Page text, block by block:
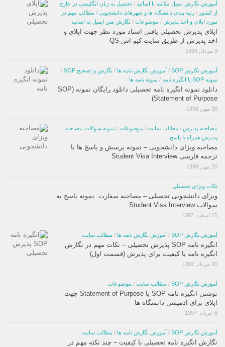
آموزش نگارش ایمیل مکاتبه با اساتید / تحصیل به زبان انگلیسی در خارج
از کشور / رتبه بندی دانشگاه ها و شهرهای دانشجویی / مطالب مهم در
مورد اپلای و اخذ پذیرش / موضوعات / نگارش متن ایمیل به اساتید
اپلای پذیرش تحصیلی یافتن استاد مورد نظر جهت اپلای و
اخذ پذیرش از طریق سایت کیو اس QS
9 مرداد, 1399
آموزش نگارش SOP / آموزش نگارش نامه ها / نگارش و تصحیح SOP
/
نمونه SOP یا انگیزه نامه
/ نمونه نامه ها
دانلود نمونه انگیزه نامه تحصیلی دانلود رایگان نمونه (SOP
(Statement of Purpose
20 مهر, 1398
مصاحبه پذیرش / مطالب سایت / موضوعات / نمونه سوالات مصاحبه
پذیرش همراه با پاسخ
مصاحبه ویزای دانشجویی – نمونه پرسش و پاسخ ها با
ترجمه فارسی Student Visa Interview
20 مهر, 1398
نکات ویزای تحصیلی
ویزای دانشجویی تحصیلی – مصاحبه سفارت: نمونه پاسخ به
سوالات Student Visa Interview
15 اسفند, 1397
آموزش نگارش SOP / آموزش نگارش نامه ها / مطالب سایت
انگیزه نامه SOP پذیرش تحصیلی – نکات مهم در نگارش
انگیزه نامه با کیفیت برای پذیرش (قسمت اول)
20 مرداد, 1397
آموزش نگارش SOP / مطالب سایت / موضوعات
نوشتن انگیزه نامه SOP یا Statement of Purpose جهت
اپلای برای ادمیشن دانشگاه ها
6 خرداد, 1397
آموزش نگارش SOP / آموزش نگارش نامه ها / مطالب سایت
نگارش انگیزه نامه تحصیلی با کیفیت – چند نکته مهم در